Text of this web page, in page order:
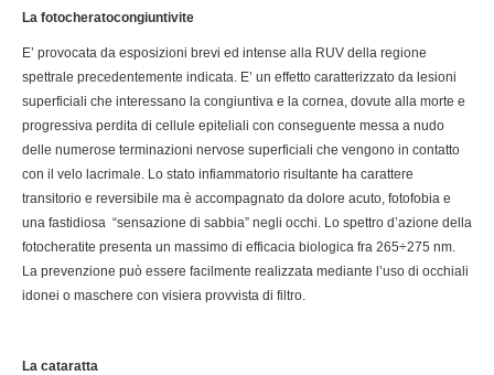
La fotocheratocongiuntivite
E’ provocata da esposizioni brevi ed intense alla RUV della regione
spettrale precedentemente indicata. E’ un effetto caratterizzato da lesioni
superficiali che interessano la congiuntiva e la cornea, dovute alla morte e
progressiva perdita di cellule epiteliali con conseguente messa a nudo
delle numerose terminazioni nervose superficiali che vengono in contatto
con il velo lacrimale. Lo stato infiammatorio risultante ha carattere
transitorio e reversibile ma è accompagnato da dolore acuto, fotofobia e
una fastidiosa “sensazione di sabbia” negli occhi. Lo spettro d’azione della
fotocheratite presenta un massimo di efficacia biologica fra 265÷275 nm.
La prevenzione può essere facilmente realizzata mediante l’uso di occhiali
idonei o maschere con visiera provvista di filtro.
La cataratta